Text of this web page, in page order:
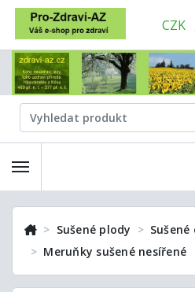
CZK
Sušené plody
Sušené
Meruňky sušené nesířené